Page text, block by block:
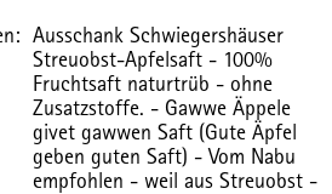
Ausschank Schwiegershäuser
Streuobst-Apfelsaft - 100%
Fruchtsaft naturtrüb - ohne
Zusatzstoffe. - Gawwe Äppele
givet gawwen Saft (Gute Äpfel
geben guten Saft) - Vom Nabu
empfohlen - weil aus Streuobst -